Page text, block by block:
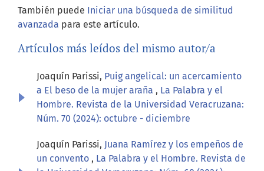
También puede Iniciar una búsqueda de similitud
avanzada para este artículo.
Artículos más leídos del mismo autor/a
Joaquín Parissi, Puig angelical: un acercamiento
a El beso de la mujer araña , La Palabra y el
Hombre. Revista de la Universidad Veracruzana:
Núm. 70 (2024): octubre - diciembre
Joaquín Parissi, Juana Ramírez y los empeños de
un convento , La Palabra y el Hombre. Revista de